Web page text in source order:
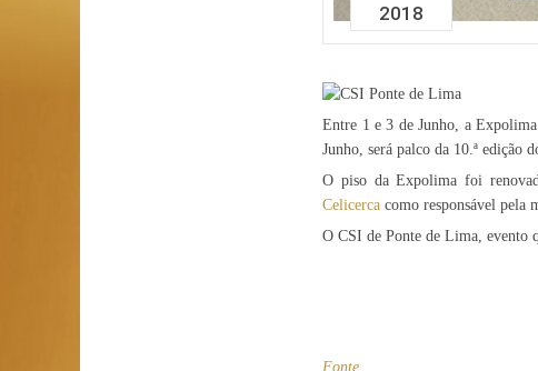
2018
Entre 1 e 3 de Junho, a
Junho, será palco da 10.ª edição
O piso da Expolima foi
Celicerca como responsável pela
O CSI de Ponte de Lima, evento
Fonte